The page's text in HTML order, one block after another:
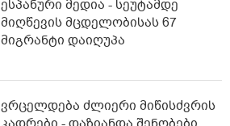
ესპანური მედია - სეუტამდე
მიღწევის მცდელობისას 67
მიგრანტი დაიღუპა
ვრცელდება ძლიერი მიწისძვრის